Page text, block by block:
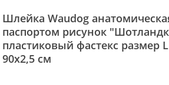
Шлейка Waudog
паспортом рисунок
пластиковый фастекс размер
90x2,5 см